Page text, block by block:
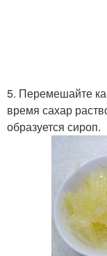
5. Перемешайте
время сахар
образуется сироп.